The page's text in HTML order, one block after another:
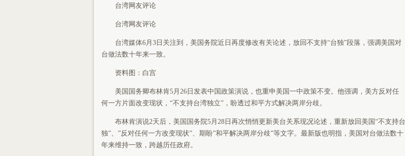
台湾网友评论
台湾网友评论
台湾媒体6月3日关注到，美国务院近日再度修改有关论述，放回不支持“台独”段落，强调美国对
台做法数十年来一致。
资料图：白宫
美国国务卿布林肯5月26日发表中国政策演说，也重申美国一中政策不变。他强调，美方反对任
何一方片面改变现状，“不支持台湾独立”，盼透过和平方式解决两岸分歧。
布林肯演说2天后，美国国务院5月28日再次悄悄更新美台关系现况论述，重新放回美国“不支持台
独”、”反对任何一方改变现状”、期盼”和平解决两岸分歧”等文字。最新版也明指，美国对台做法数十
年来维持一致，跨越历任政府。